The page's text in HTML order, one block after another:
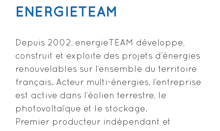
ENERGIETEAM
Depuis 2002, energieTEAM développe,
construit et exploite des projets d’énergies
renouvelables sur l’ensemble du territoire
français. Acteur multi-énergies, l’entreprise
est active dans l’éolien terrestre, le
photovoltaïque et le stockage.
Premier producteur indépendant et